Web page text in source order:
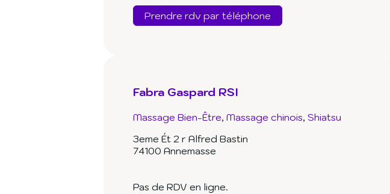
Prendre rdv par téléphone
Fabra Gaspard RSI
Massage Bien-Être Massage chinois Shiatsu
3eme Ét 2 r Alfred Bastin
74100 Annemasse
Pas de RDV en ligne.